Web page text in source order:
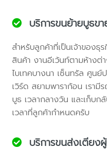
บริการขนย้ายบูธข
สำหรับลูกค้าที่เป็นเจ้าของ
สินค้า งานอีเว้นท์ตามห้างต่
ไบเทคบางนา เซ็นทรัล ศูน
เวิร์ด สยามพาราก้อน เรา
บูธ เวลากลางวัน และเก็บ
เวลาที่ลูกค้ากำหนดครับ
บริการขนส่งเตียง